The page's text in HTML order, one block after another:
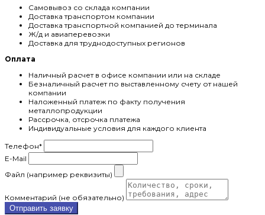
Самовывоз со склада компании
Доставка транспортом компании
Доставка транспортной компанией до терминала
Ж/д и авиаперевозки
Доставка для труднодоступных регионов
Оплата
Наличный расчет в офисе компании или на складе
Безналичный расчет по выставленному счету от нашей
компании
Наложенный платеж по факту получения
металлопродукции
Рассрочка, отсрочка платежа
Индивидуальные условия для каждого клиента
Телефон*
E-Mail
Файл (например реквизиты)
Комментарий (не обязательно)
Отправить заявку